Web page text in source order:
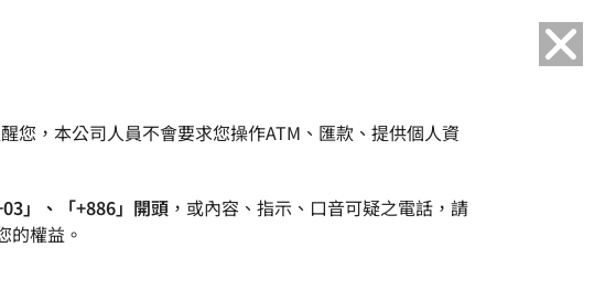
語言
您，本公司人員不會要求您操作ATM、匯款、提供個人資
」、「+886」開頭 ，或內容、指示、口音可疑之電話，請
的權益。